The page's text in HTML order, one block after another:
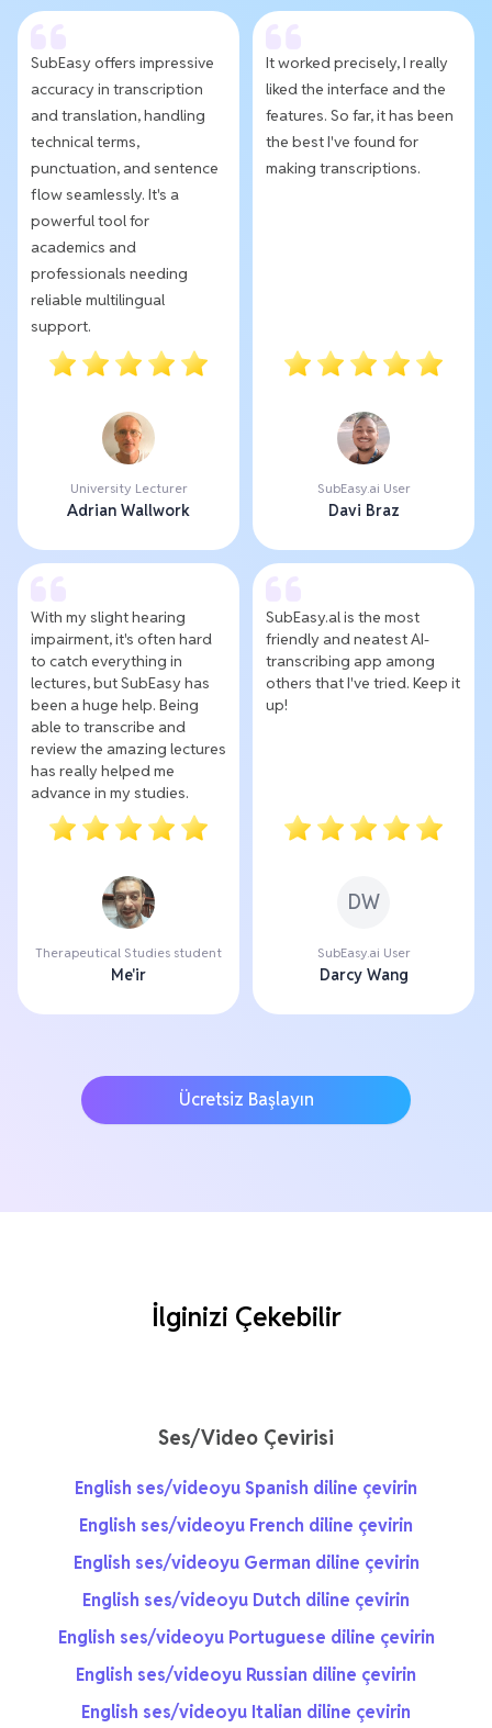
SubEasy offers impressive
accuracy in transcription
and translation, handling
technical terms,
punctuation, and sentence
flow seamlessly. It's a
powerful tool for
academics and
professionals needing
reliable multilingual
support.
University Lecturer
Adrian Wallwork
It worked precisely, I really
liked the interface and the
features. So far, it has been
the best I've found for
making transcriptions.
SubEasy.ai User
Davi Braz
With my slight hearing
impairment, it's often hard
to catch everything in
lectures, but SubEasy has
been a huge help. Being
able to transcribe and
review the amazing lectures
has really helped me
advance in my studies.
Therapeutical Studies student
Me'ir
SubEasy.al is the most
friendly and neatest AI-
transcribing app among
others that I've tried. Keep it
up!
DW
SubEasy.ai User
Darcy Wang
Ücretsiz Başlayın
İlginizi Çekebilir
Ses/Video Çevirisi
English ses/videoyu Spanish diline çevirin
English ses/videoyu French diline çevirin
English ses/videoyu German diline çevirin
English ses/videoyu Dutch diline çevirin
English ses/videoyu Portuguese diline çevirin
English ses/videoyu Russian diline çevirin
English ses/videoyu Italian diline çevirin